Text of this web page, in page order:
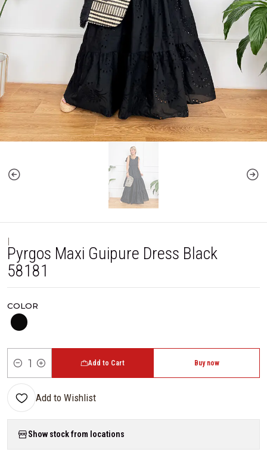
|
Pyrgos Maxi Guipure Dress Black
58181
COLOR
Quantity
Add to Cart Buy now
Add to Wishlist
Show stock from locations